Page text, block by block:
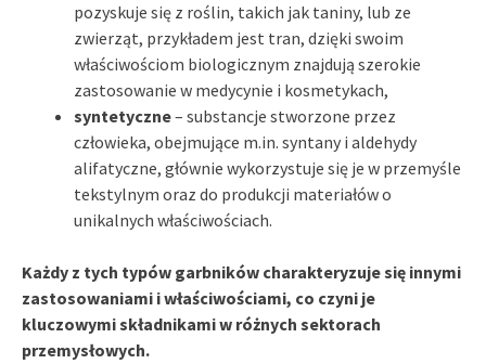
pozyskuje się z roślin, takich jak taniny, lub ze
zwierząt, przykładem jest tran, dzięki swoim
właściwościom biologicznym znajdują szerokie
zastosowanie w medycynie i kosmetykach,
syntetyczne– substancje stworzone przez
człowieka, obejmujące m.in. syntany i aldehydy
alifatyczne, głównie wykorzystuje się je w przemyśle
tekstylnym oraz do produkcji materiałów o
unikalnych właściwościach.
Każdy z tych typów garbników charakteryzuje się innymi
zastosowaniami i właściwościami, co czyni je
kluczowymi składnikami w różnych sektorach
przemysłowych.